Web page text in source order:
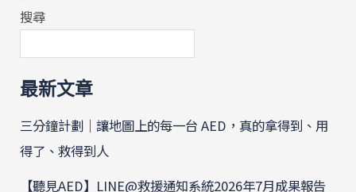
搜尋
最新文章
三分鐘計劃｜讓地圖上的每一台 AED，真的拿得到、用
得了、救得到人
【聽見AED】LINE@救援通知系統2026年7月成果報告